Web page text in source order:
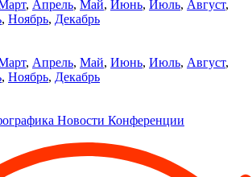
, Апрель, Май, Июнь, Июль, Август,
, Ноябрь, Декабрь
, Апрель, Май, Июнь, Июль, Август,
, Ноябрь, Декабрь
Новости Конференции